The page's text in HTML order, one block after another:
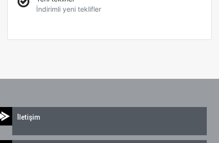
İndirimli yeni teklifler
İletişim